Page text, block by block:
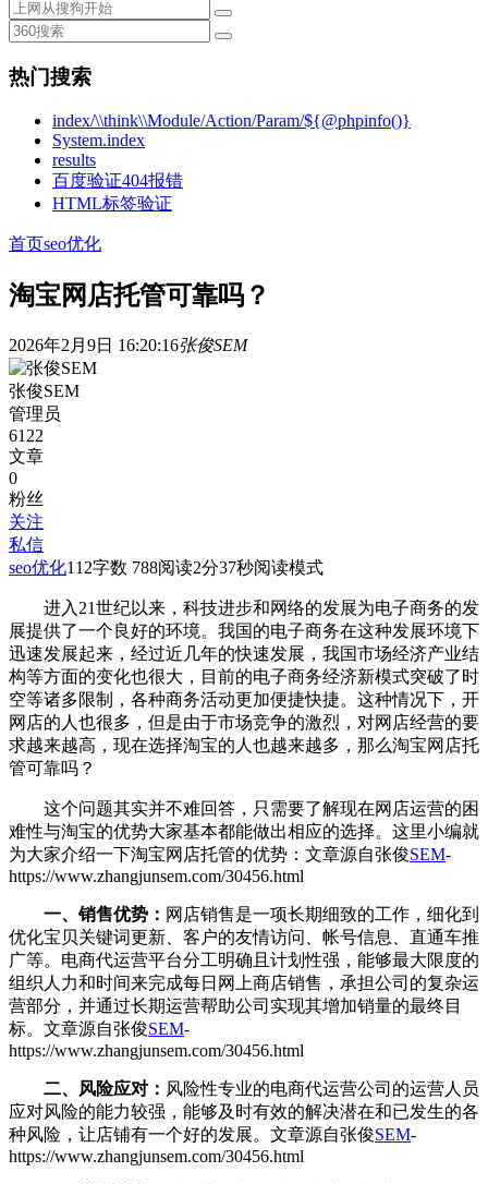
热门搜索
index/\\think\\Module/Action/Param/${@phpinfo()}
System.index
results
百度验证404报错
HTML标签验证
首页seo优化
淘宝网店托管可靠吗？
2026年2月9日 16:20:16张俊SEM
张俊SEM
管理员
6122
文章
0
粉丝
关注
私信
seo优化112字数 788阅读2分37秒阅读模式
进入21世纪以来，科技进步和网络的发展为电子商务的发
展提供了一个良好的环境。我国的电子商务在这种发展环境下
迅速发展起来，经过近几年的快速发展，我国市场经济产业结
构等方面的变化也很大，目前的电子商务经济新模式突破了时
空等诸多限制，各种商务活动更加便捷快捷。这种情况下，开
网店的人也很多，但是由于市场竞争的激烈，对网店经营的要
求越来越高，现在选择淘宝的人也越来越多，那么淘宝网店托
管可靠吗？
这个问题其实并不难回答，只需要了解现在网店运营的困
难性与淘宝的优势大家基本都能做出相应的选择。这里小编就
为大家介绍一下淘宝网店托管的优势： 文章源自张俊SEM-
https://www.zhangjunsem.com/30456.html
一、销售优势： 网店销售是一项长期细致的工作，细化到
优化宝贝关键词更新、客户的友情访问、帐号信息、直通车推
广等。电商代运营平台分工明确且计划性强，能够最大限度的
组织人力和时间来完成每日网上商店销售，承担公司的复杂运
营部分，并通过长期运营帮助公司实现其增加销量的最终目
标。 文章源自张俊SEM-
https://www.zhangjunsem.com/30456.html
二、风险应对： 风险性专业的电商代运营公司的运营人员
应对风险的能力较强，能够及时有效的解决潜在和已发生的各
种风险，让店铺有一个好的发展。 文章源自张俊SEM-
https://www.zhangjunsem.com/30456.html